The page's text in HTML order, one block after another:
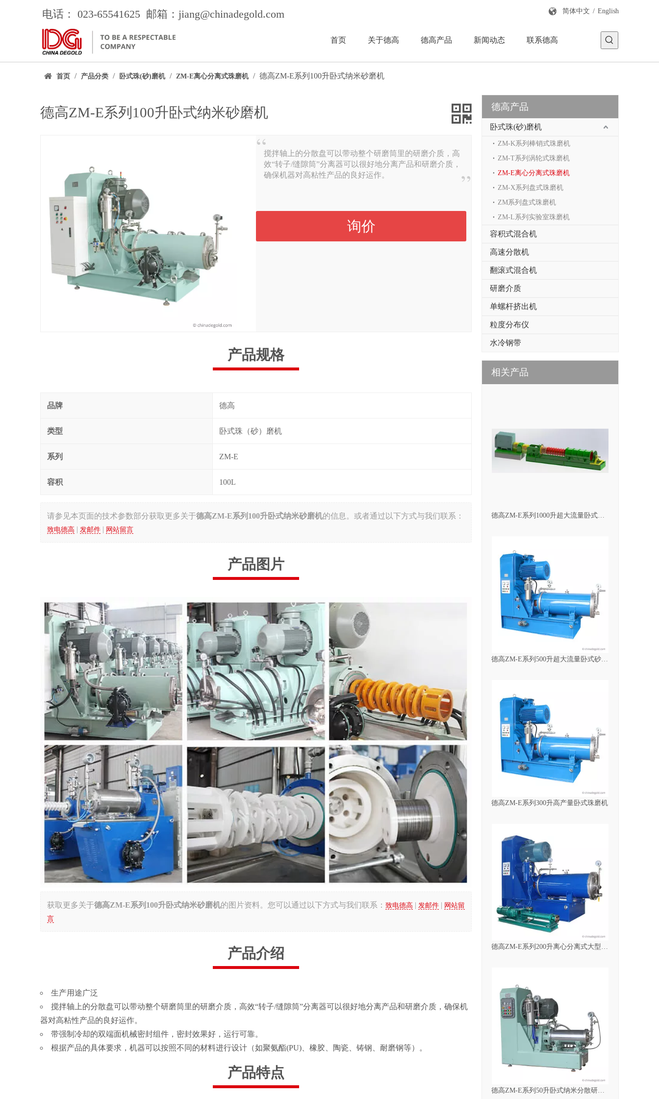
电话： 023-65541625 邮箱：jiang@chinadegold.com 简体中文 / English
首页 关于德高 德高产品 新闻动态 联系德高
首页 / 产品分类 / 卧式珠(砂)磨机 / ZM-E离心分离式珠磨机 / 德高ZM-E系列100升卧式纳米砂磨机
德高ZM-E系列100升卧式纳米砂磨机
搅拌轴上的分散盘可以带动整个研磨筒里的研磨介质，高
效“转子/缝隙筒”分离器可以很好地分离产品和研磨介质，
确保机器对高粘性产品的良好运作。
询价
产品规格
品牌 德高
类型 卧式珠（砂）磨机
系列 ZM-E
容积 100L
请参见本页面的技术参数部分获取更多关于德高ZM-E系列100升卧式纳米砂磨机的信息。或者通过以下方式与我们联系：
致电德高 | 发邮件| 网站留言
产品图片
获取更多关于德高ZM-E系列100升卧式纳米砂磨机的图片资料。您可以通过以下方式与我们联系： 致电德高 | 发邮件| 网站留
言
产品介绍
生产用途广泛
搅拌轴上的分散盘可以带动整个研磨筒里的研磨介质，高效“转子/缝隙筒”分离器可以很好地分离产品和研磨介质，确保机
器对高粘性产品的良好运作。
带强制冷却的双端面机械密封组件，密封效果好，运行可靠。
根据产品的具体要求，机器可以按照不同的材料进行设计（如聚氨酯(PU)、橡胶、陶瓷、铸钢、耐磨钢等）。
产品特点
德高产品
卧式珠(砂)磨机
ZM-K系列棒销式珠磨机
ZM-T系列涡轮式珠磨机
ZM-E离心分离式珠磨机
ZM-X系列盘式珠磨机
ZM系列盘式珠磨机
ZM-L系列实验室珠磨机
容积式混合机
高速分散机
翻滚式混合机
研磨介质
单螺杆挤出机
粒度分布仪
水冷钢带
相关产品
德高ZM-E系列300升高产量卧式珠磨机